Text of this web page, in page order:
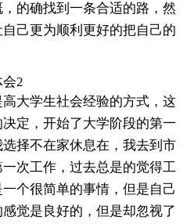
的确找到一条合适的路，然
己更为顺利更好的把自己的
2
大学生社会经验的方式，这
定，开始了大学阶段的第一
择不在家休息在，我去到市
次工作，过去总是的觉得工
个很简单的事情，但是自己
觉是良好的，但是却忽视了